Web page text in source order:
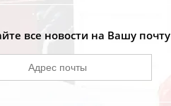
все новости на Вашу почту